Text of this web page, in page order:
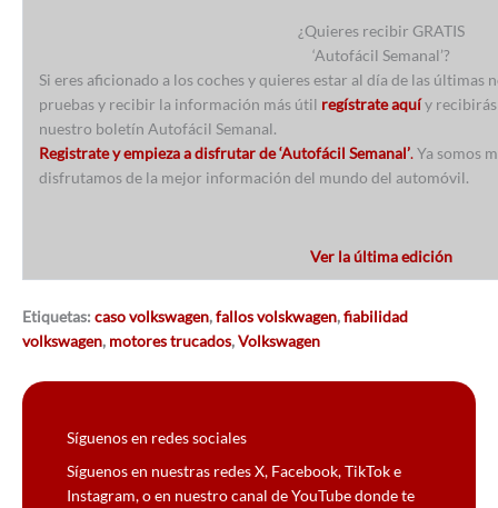
¿Quieres recibir GRATIS
‘Autofácil Semanal’?
Si eres aficionado a los coches y quieres estar al día de las últimas
pruebas y recibir la información más útil regístrate aquíy recibirás
nuestro boletín Autofácil Semanal.
Registrate y empieza a disfrutar de ‘Autofácil Semanal’.Ya somos
disfrutamos de la mejor información del mundo del automóvil.
Ver la última edición
Etiquetas: caso volkswagen,fallos volskwagen,fiabilidad
volkswagen, motores trucados,Volkswagen
Síguenos en redes sociales
Síguenos en nuestras redes X, Facebook, TikTok e
Instagram, o en nuestro canal de YouTube donde te